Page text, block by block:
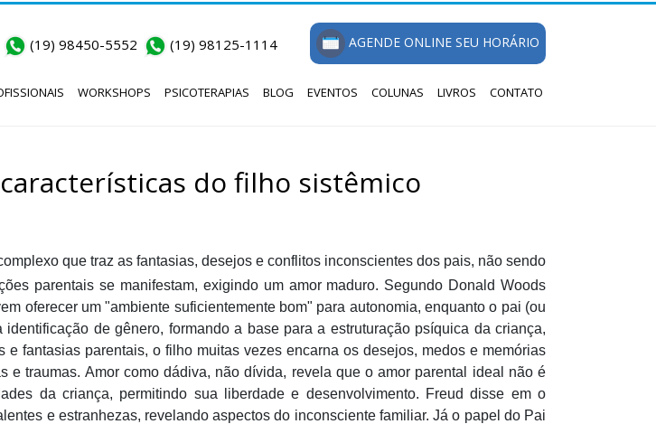
(19) 98450-5552 (19) 98125-1114 AGENDE ONLINE SEU HORÁRIO
WORKSHOPS PSICOTERAPIAS BLOG EVENTOS COLUNAS LIVROS CONTATO
do filho sistêmico
que traz as fantasias, desejos e conflitos inconscientes dos pais, não sendo
parentais se manifestam, exigindo um amor maduro. Segundo Donald Woods
oferecer um "ambiente suficientemente bom" para autonomia, enquanto o pai (ou
de gênero, formando a base para a estruturação psíquica da criança,
e fantasias parentais, o filho muitas vezes encarna os desejos, medos e memórias
traumas. Amor como dádiva, não dívida, revela que o amor parental ideal não é
da criança, permitindo sua liberdade e desenvolvimento. Freud disse em o
e estranhezas, revelando aspectos do inconsciente familiar.Já o papel do Pai